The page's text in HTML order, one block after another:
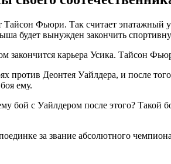
Фьюри. Так считает эпатажный
будет вынужден закончить
карьера Усика. Тайсон
Деонтея Уайлдера, и после
ему.
с Уайлдером после этого? Такой
за звание абсолютного